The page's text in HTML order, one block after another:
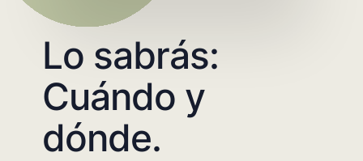
Lo sabrás:
Cuándo y
dónde.